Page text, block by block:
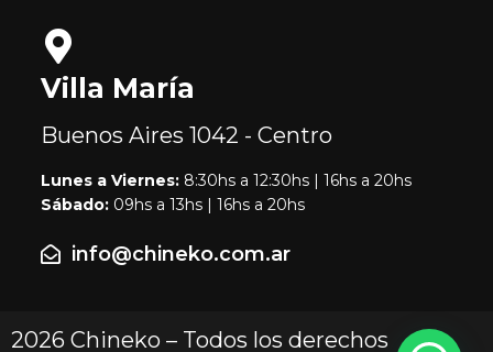
Villa María
Buenos Aires1042 - Centro
Lunes a Viernes: 8:30hs a 12:30hs | 16hs a 20hs
Sábado: 09hs a 13hs | 16hs a 20hs
info@chineko.com.ar
2026 Chineko – Todos los derechos